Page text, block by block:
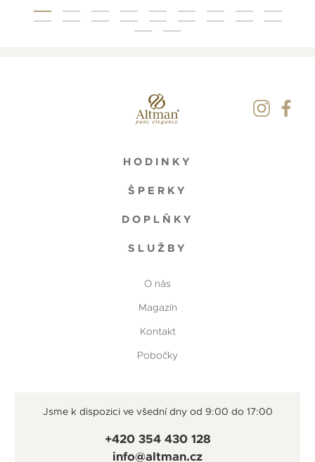
HODINKY
ŠPERKY
DOPLŇKY
SLUŽBY
O nás
Magazín
Kontakt
Pobočky
Jsme k dispozici ve všední dny od 9:00 do 17:00
+420 354 430 128
info@altman.cz